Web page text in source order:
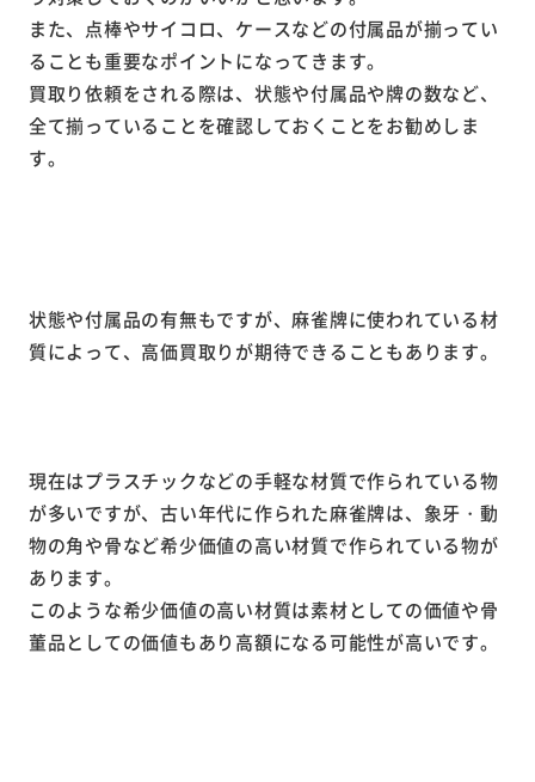
また、点棒やサイコロ、ケースなどの付属品が揃ってい
ることも重要なポイントになってきます。
買取り依頼をされる際は、状態や付属品や牌の数など、
全て揃っていることを確認しておくことをお勧めしま
す。
状態や付属品の有無もですが、麻雀牌に使われている材
質によって、高価買取りが期待できることもあります。
現在はプラスチックなどの手軽な材質で作られている物
が多いですが、古い年代に作られた麻雀牌は、象牙・動
物の角や骨など希少価値の高い材質で作られている物が
あります。
このような希少価値の高い材質は素材としての価値や骨
董品としての価値もあり高額になる可能性が高いです。